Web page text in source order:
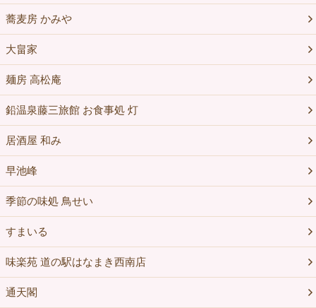
蕎麦房 かみや
大畠家
麺房 高松庵
鉛温泉藤三旅館 お食事処 灯
居酒屋 和み
早池峰
季節の味処 鳥せい
すまいる
味楽苑 道の駅はなまき西南店
通天閣